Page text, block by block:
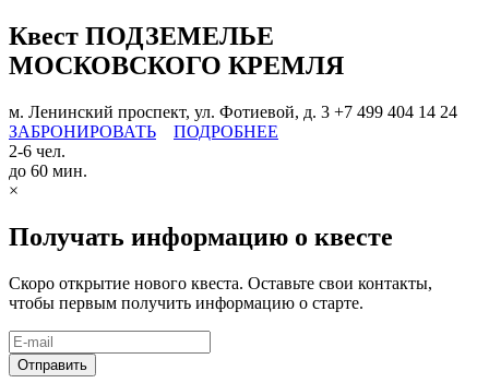
Квест ПОДЗЕМЕЛЬЕ
МОСКОВСКОГО КРЕМЛЯ
м. Ленинский проспект, ул. Фотиевой, д. 3 +7 499 404 14 24
ЗАБРОНИРОВАТЬ
ПОДРОБНЕЕ
2-6 чел.
до 60 мин.
×
Получать информацию о квесте
Скоро открытие нового квеста. Оставьте свои контакты,
чтобы первым получить информацию о старте.